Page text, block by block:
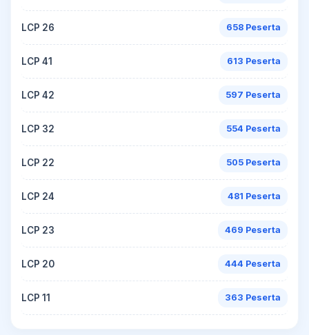
LCP 26 658 Peserta
LCP 41 613 Peserta
LCP 42 597 Peserta
LCP 32 554 Peserta
LCP 22 505 Peserta
LCP 24 481 Peserta
LCP 23 469 Peserta
LCP 20 444 Peserta
LCP 11 363 Peserta